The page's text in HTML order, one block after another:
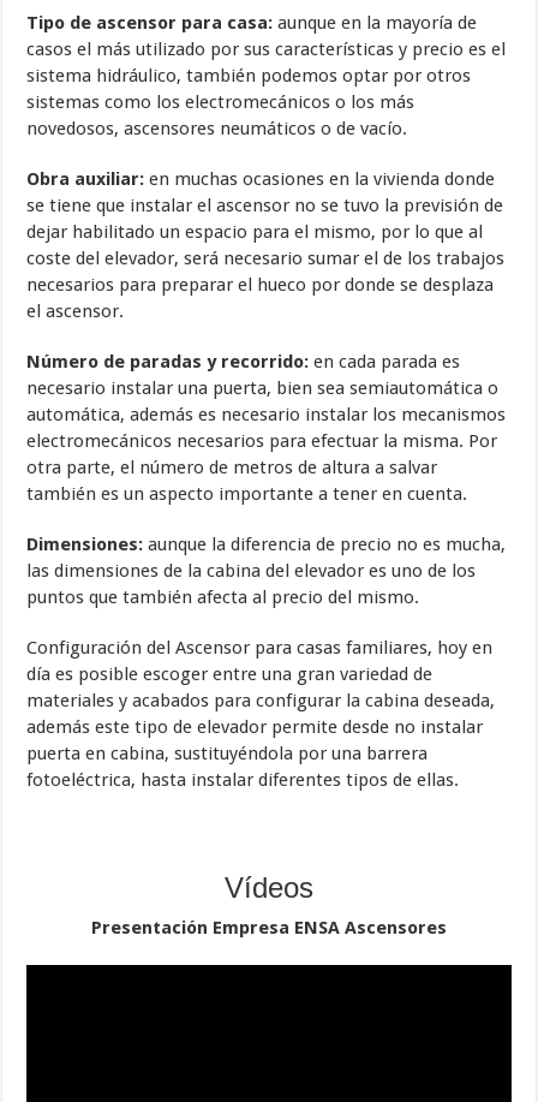
Tipo de ascensor para casa: aunque en la mayoría de
casos el más utilizado por sus características y precio es el
sistema hidráulico, también podemos optar por otros
sistemas como los electromecánicos o los más
novedosos, ascensores neumáticos o de vacío.
Obra auxiliar: en muchas ocasiones en la vivienda donde
se tiene que instalar el ascensor no se tuvo la previsión de
dejar habilitado un espacio para el mismo, por lo que al
coste del elevador, será necesario sumar el de los trabajos
necesarios para preparar el hueco por donde se desplaza
el ascensor.
Número de paradas y recorrido: en cada parada es
necesario instalar una puerta, bien sea semiautomática o
automática, además es necesario instalar los mecanismos
electromecánicos necesarios para efectuar la misma. Por
otra parte, el número de metros de altura a salvar
también es un aspecto importante a tener en cuenta.
Dimensiones: aunque la diferencia de precio no es mucha,
las dimensiones de la cabina del elevador es uno de los
puntos que también afecta al precio del mismo.
Configuración del Ascensor para casas familiares, hoy en
día es posible escoger entre una gran variedad de
materiales y acabados para configurar la cabina deseada,
además este tipo de elevador permite desde no instalar
puerta en cabina, sustituyéndola por una barrera
fotoeléctrica, hasta instalar diferentes tipos de ellas.
Vídeos
Presentación Empresa ENSA Ascensores